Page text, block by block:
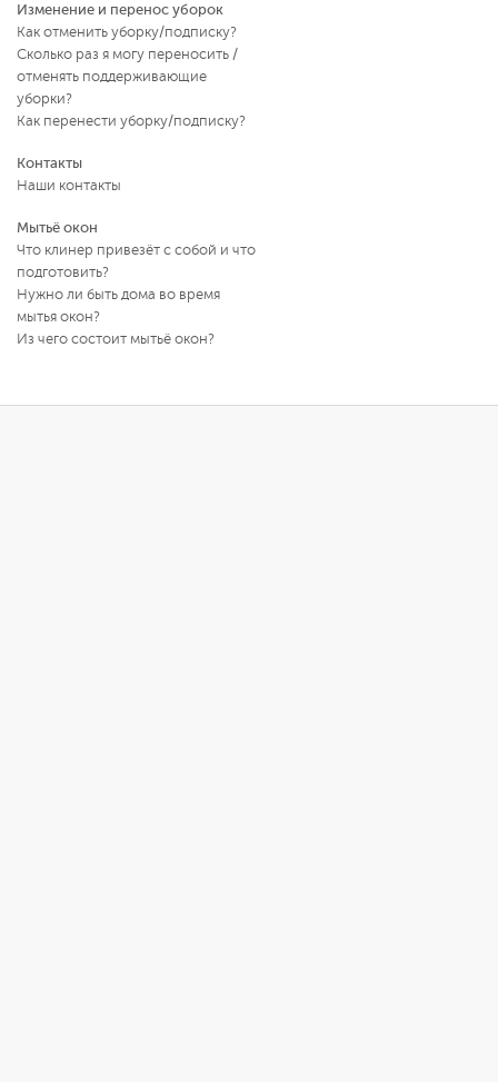
Изменение и перенос уборок
Как отменить уборку/подписку?
Сколько раз я могу переносить /
отменять поддерживающие
уборки?
Как перенести уборку/подписку?
Контакты
Наши контакты
Мытьё окон
Что клинер привезёт с собой и что
подготовить?
Нужно ли быть дома во время
мытья окон?
Из чего состоит мытьё окон?